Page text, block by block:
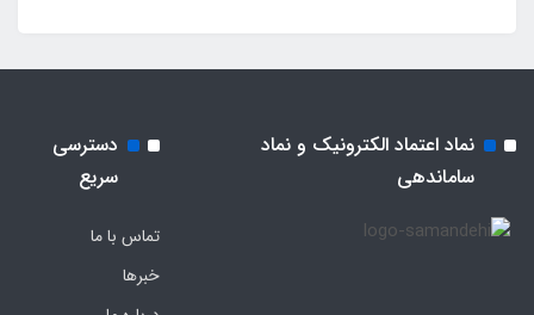
نماد اعتماد الکترونیک و نماد
ساماندهی
دسترسی
سریع
تماس با ما
خبرها